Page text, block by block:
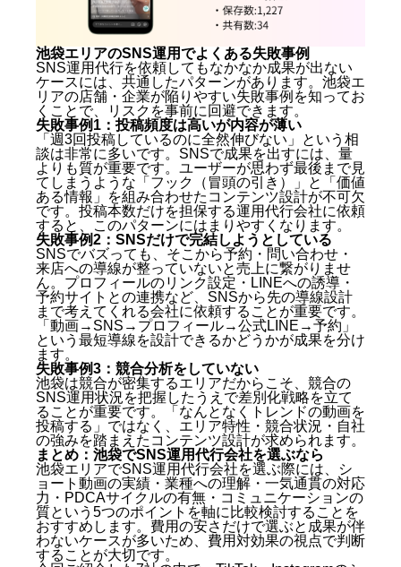
池袋エリアのSNS運用でよくある失敗事例
SNS運用代行を依頼してもなかなか成果が出ない
ケースには、共通したパターンがあります。池袋エ
リアの店舗・企業が陥りやすい失敗事例を知ってお
くことで、リスクを事前に回避できます。
失敗事例1：投稿頻度は高いが内容が薄い
「週3回投稿しているのに全然伸びない」という相
談は非常に多いです。SNSで成果を出すには、量
よりも質が重要です。ユーザーが思わず最後まで見
てしまうような「フック（冒頭の引き）」と「価値
ある情報」を組み合わせたコンテンツ設計が不可欠
です。投稿本数だけを担保する運用代行会社に依頼
すると、このパターンにはまりやすくなります。
失敗事例2：SNSだけで完結しようとしている
SNSでバズっても、そこから予約・問い合わせ・
来店への導線が整っていないと売上に繋がりませ
ん。プロフィールのリンク設定・LINEへの誘導・
予約サイトとの連携など、SNSから先の導線設計
まで考えてくれる会社に依頼することが重要です。
「動画→SNS→プロフィール→公式LINE→予約」
という最短導線を設計できるかどうかが成果を分け
ます。
失敗事例3：競合分析をしていない
池袋は競合が密集するエリアだからこそ、競合の
SNS運用状況を把握したうえで差別化戦略を立て
ることが重要です。「なんとなくトレンドの動画を
投稿する」ではなく、エリア特性・競合状況・自社
の強みを踏まえたコンテンツ設計が求められます。
まとめ：池袋でSNS運用代行会社を選ぶなら
池袋エリアでSNS運用代行会社を選ぶ際には、シ
ョート動画の実績・業種への理解・一気通貫の対応
力・PDCAサイクルの有無・コミュニケーションの
質という5つのポイントを軸に比較検討することを
おすすめします。費用の安さだけで選ぶと成果が伴
わないケースが多いため、費用対効果の視点で判断
することが大切です。